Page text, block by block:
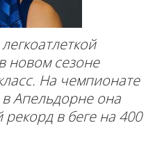
новом сезоне
На чемпионате
Апельдорне она
в беге на 400